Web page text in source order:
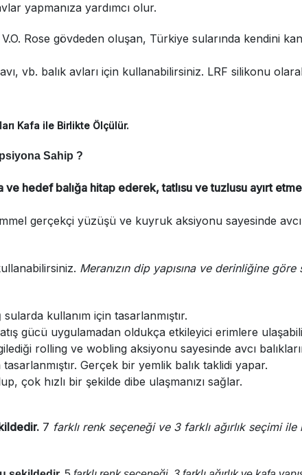
yapmanıza yardımcı olur.
Rose gövdeden oluşan, Türkiye sularında kendini
vb. balık avları için kullanabilirsiniz. LRF silikonu
Kafa ile Birlikte Ölçülür.
Sahip ?
ve hedef balığa hitap ederek, tatlısu ve tuzlusu ayırt
gerçekçi yüzüşü ve kuyruk aksiyonu sayesinde avcı
Meranızın dip yapısına ve derinliğine
kullanım için tasarlanmıştır.
gücü uygulamadan oldukça etkileyici erimlere
rolling ve wobling aksiyonu sayesinde avcı
Gerçek bir yemlik balık taklidi yapar.
çok hızlı bir şekilde dibe ulaşmanızı sağlar.
7 farklı renk seçeneği ve 3 farklı ağırlık seçimi ile